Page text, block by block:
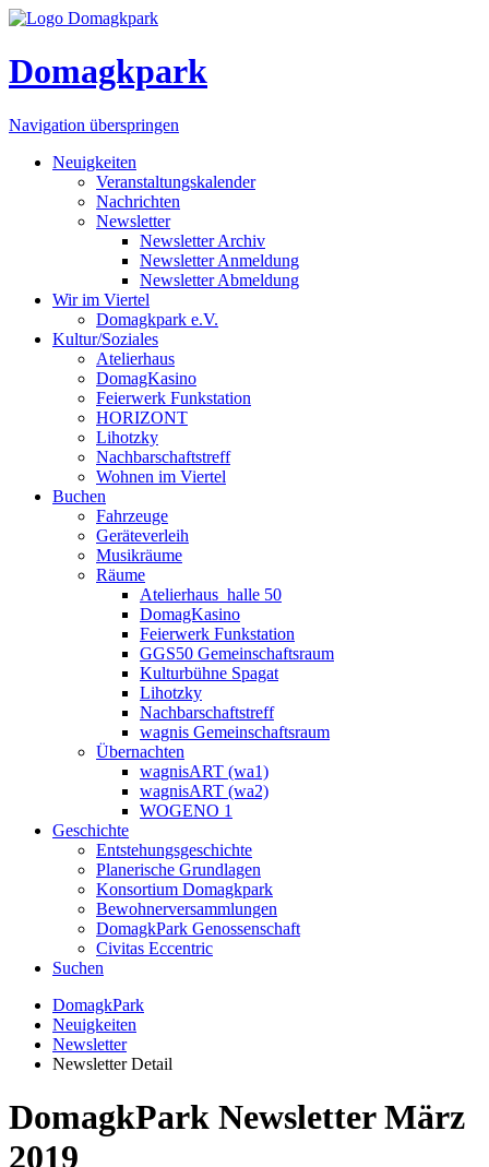
Domagkpark
Navigation überspringen
Neuigkeiten
Veranstaltungskalender
Nachrichten
Newsletter
Newsletter Archiv
Newsletter Anmeldung
Newsletter Abmeldung
Wir im Viertel
Domagkpark e.V.
Kultur/Soziales
Atelierhaus
DomagKasino
Feierwerk Funkstation
HORIZONT
Lihotzky
Nachbarschaftstreff
Wohnen im Viertel
Buchen
Fahrzeuge
Geräteverleih
Musikräume
Räume
Atelierhaus_halle 50
DomagKasino
Feierwerk Funkstation
GGS50 Gemeinschaftsraum
Kulturbühne Spagat
Lihotzky
Nachbarschaftstreff
wagnis Gemeinschaftsraum
Übernachten
wagnisART (wa1)
wagnisART (wa2)
WOGENO 1
Geschichte
Entstehungsgeschichte
Planerische Grundlagen
Konsortium Domagkpark
Bewohnerversammlungen
DomagkPark Genossenschaft
Civitas Eccentric
Suchen
DomagkPark
Neuigkeiten
Newsletter
Newsletter Detail
DomagkPark Newsletter März
2019